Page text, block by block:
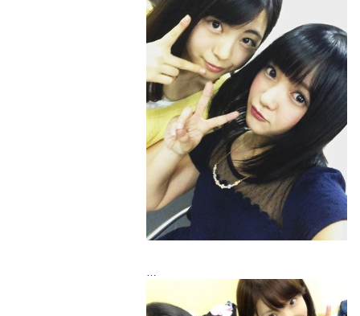
ロリロリー♡
結構役の雰囲気が似てる岸田エリ子さん。